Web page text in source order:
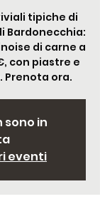
tipiche di
Bardonecchia:
di carne a
con piastre e
Prenota ora.
sono in
eventi